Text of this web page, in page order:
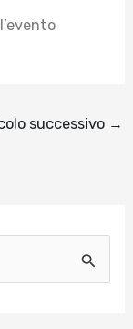
successivo →